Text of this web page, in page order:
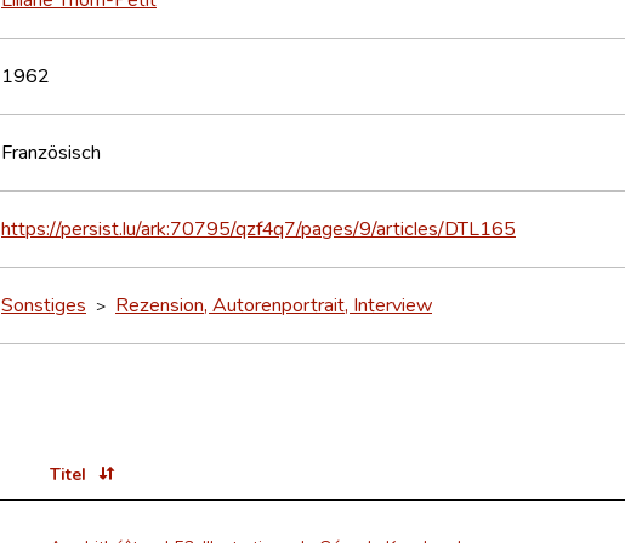
1962
Französisch
https://persist.lu/ark:70795/qzf4q7/pages/9/articles/DTL165
Sonstiges > Rezension, Autorenportrait, Interview
Titel